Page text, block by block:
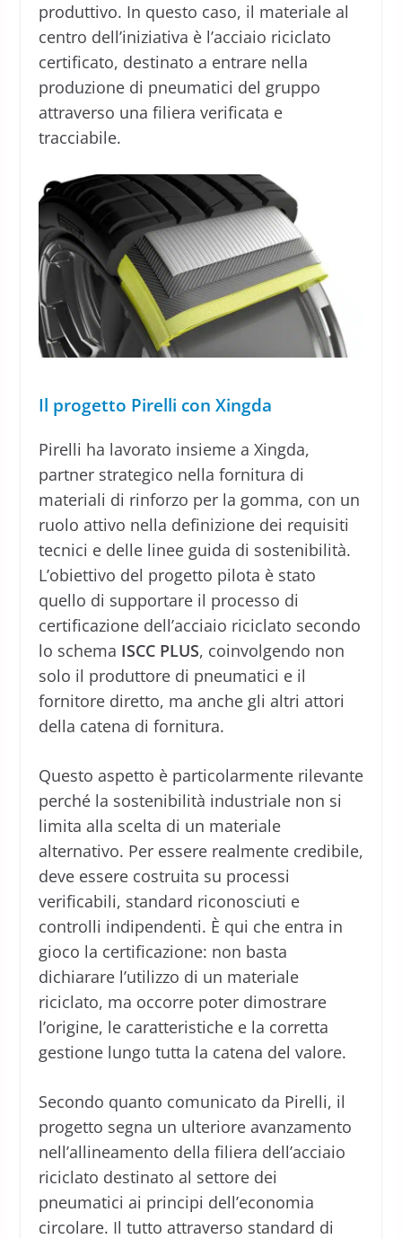
produttivo. In questo caso, il materiale al
centro dell’iniziativa è l’acciaio riciclato
certificato, destinato a entrare nella
produzione di pneumatici del gruppo
attraverso una filiera verificata e
tracciabile.
Il progetto Pirelli con Xingda
Pirelli ha lavorato insieme a Xingda,
partner strategico nella fornitura di
materiali di rinforzo per la gomma, con un
ruolo attivo nella definizione dei requisiti
tecnici e delle linee guida di sostenibilità.
L’obiettivo del progetto pilota è stato
quello di supportare il processo di
certificazione dell’acciaio riciclato secondo
lo schema ISCC PLUS, coinvolgendo non
solo il produttore di pneumatici e il
fornitore diretto, ma anche gli altri attori
della catena di fornitura.
Questo aspetto è particolarmente rilevante
perché la sostenibilità industriale non si
limita alla scelta di un materiale
alternativo. Per essere realmente credibile,
deve essere costruita su processi
verificabili, standard riconosciuti e
controlli indipendenti. È qui che entra in
gioco la certificazione: non basta
dichiarare l’utilizzo di un materiale
riciclato, ma occorre poter dimostrare
l’origine, le caratteristiche e la corretta
gestione lungo tutta la catena del valore.
Secondo quanto comunicato da Pirelli, il
progetto segna un ulteriore avanzamento
nell’allineamento della filiera dell’acciaio
riciclato destinato al settore dei
pneumatici ai principi dell’economia
circolare. Il tutto attraverso standard di